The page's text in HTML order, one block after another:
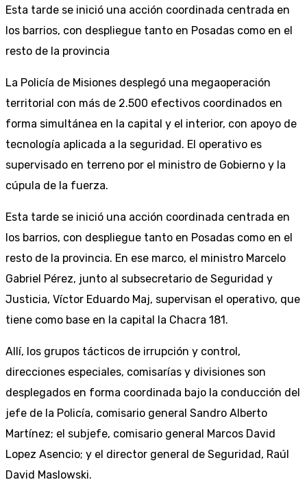
Esta tarde se inició una acción coordinada centrada en
los barrios, con despliegue tanto en Posadas como en el
resto de la provincia
La Policía de Misiones desplegó una megaoperación
territorial con más de 2.500 efectivos coordinados en
forma simultánea en la capital y el interior, con apoyo de
tecnología aplicada a la seguridad. El operativo es
supervisado en terreno por el ministro de Gobierno y la
cúpula de la fuerza.
Esta tarde se inició una acción coordinada centrada en
los barrios, con despliegue tanto en Posadas como en el
resto de la provincia. En ese marco, el ministro Marcelo
Gabriel Pérez, junto al subsecretario de Seguridad y
Justicia, Víctor Eduardo Maj, supervisan el operativo, que
tiene como base en la capital la Chacra 181.
Allí, los grupos tácticos de irrupción y control,
direcciones especiales, comisarías y divisiones son
desplegados en forma coordinada bajo la conducción del
jefe de la Policía, comisario general Sandro Alberto
Martínez; el subjefe, comisario general Marcos David
Lopez Asencio; y el director general de Seguridad, Raúl
David Maslowski.